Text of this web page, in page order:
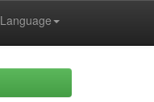
Language